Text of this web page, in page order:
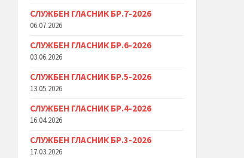
СЛУЖБЕН ГЛАСНИК БР.7-2026
06.07.2026
СЛУЖБЕН ГЛАСНИК БР.6-2026
03.06.2026
СЛУЖБЕН ГЛАСНИК БР.5-2026
13.05.2026
СЛУЖБЕН ГЛАСНИК БР.4-2026
16.04.2026
СЛУЖБЕН ГЛАСНИК БР.3-2026
17.03.2026